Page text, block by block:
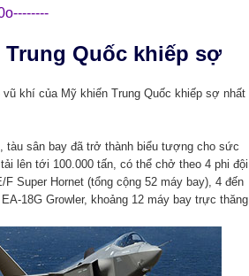
Quốc khiếp sợ
khí của Mỹ khiến Trung Quốc khiếp sợ nhất
sân bay đã trở thành biểu tượng cho sức
lên tới 100.000 tấn, có thể chở theo 4 phi đội
Super Hornet (tổng cộng 52 máy bay), 4 đến
18G Growler, khoảng 12 máy bay trực thăng